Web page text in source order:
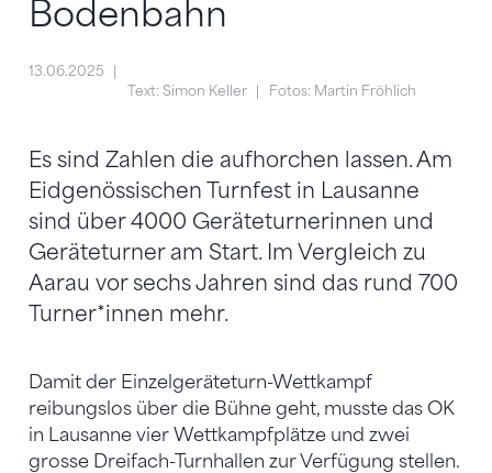
Bodenbahn
13.06.2025
Text: Simon Keller
Fotos: Martin Fröhlich
Es sind Zahlen die aufhorchen lassen. Am
Eidgenössischen Turnfest in Lausanne
sind über 4000 Geräteturnerinnen und
Geräteturner am Start. Im Vergleich zu
Aarau vor sechs Jahren sind das rund 700
Turner*innen mehr.
Damit der Einzelgeräteturn-Wettkampf
reibungslos über die Bühne geht, musste das OK
in Lausanne vier Wettkampfplätze und zwei
grosse Dreifach-Turnhallen zur Verfügung stellen.